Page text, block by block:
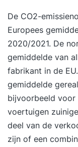
De CO2-
Europees
2020/2021. De
gemiddelde van
fabrikant in de
gemiddelde
bijvoorbeeld voor
voertuigen
deel van de
zijn of een